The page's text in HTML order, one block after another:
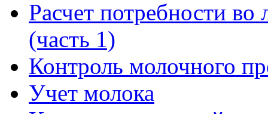
Расчет потребности во
(часть 1)
Контроль молочного
Учет молока